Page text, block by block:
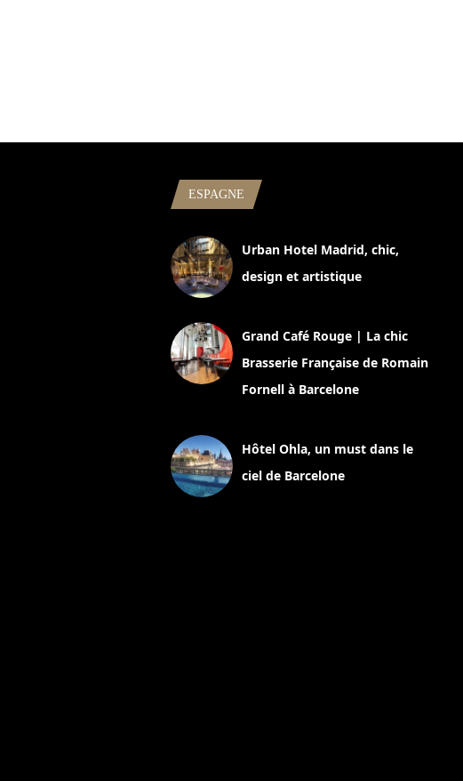
ESPAGNE
Urban Hotel Madrid, chic,
design et artistique
Grand Café Rouge | La chic
Brasserie Française de Romain
Fornell à Barcelone
Hôtel Ohla, un must dans le
ciel de Barcelone